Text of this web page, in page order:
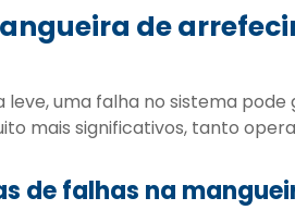
de
leve, uma falha no sistema
mais significativos, tanto
de falhas na